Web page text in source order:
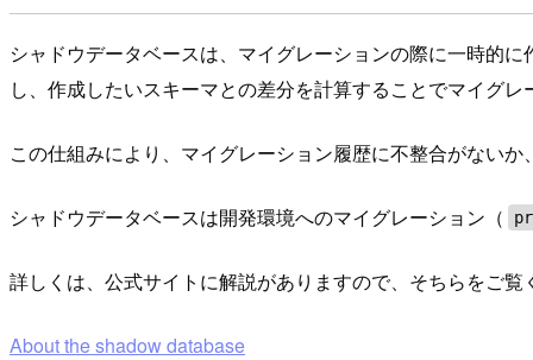
シャドウデータベースは、マイグレーションの際に一時的
し、作成したいスキーマとの差分を計算することでマイグ
この仕組みにより、マイグレーション履歴に不整合がない
シャドウデータベースは開発環境へのマイグレーション（
詳しくは、公式サイトに解説がありますので、そちらをご覧
About the shadow database